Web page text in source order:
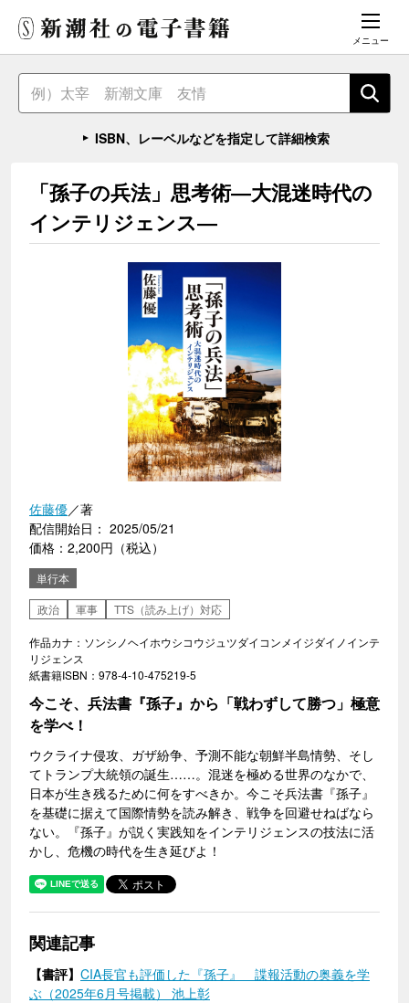
メニュー
ISBN、レーベルなどを指定して詳細検索
「孫子の兵法」思考術―大混迷時代の
インテリジェンス―
佐藤優／著
配信開始日： 2025/05/21
価格：2,200円（税込）
単行本
政治
軍事 TTS（読み上げ）対応
作品カナ：ソンシノヘイホウシコウジュツダイコンメイジダイノインテ
リジェンス
紙書籍ISBN：978-4-10-475219-5
今こそ、兵法書『孫子』から「戦わずして勝つ」極意
を学べ！
ウクライナ侵攻、ガザ紛争、予測不能な朝鮮半島情勢、そし
てトランプ大統領の誕生……。混迷を極める世界のなかで、
日本が生き残るために何をすべきか。今こそ兵法書『孫子』
を基礎に据えて国際情勢を読み解き、戦争を回避せねばなら
ない。『孫子』が説く実践知をインテリジェンスの技法に活
かし、危機の時代を生き延びよ！
関連記事
【書評】 CIA長官も評価した『孫子』 諜報活動の奥義を学
ぶ（2025年6月号掲載） 池上彰